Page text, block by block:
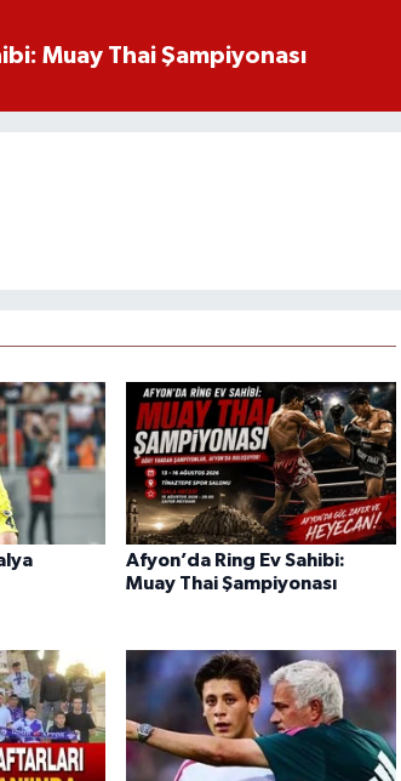
Muay Thai Şampiyonası
Afyon’da Ring Ev Sahibi:
Muay Thai Şampiyonası